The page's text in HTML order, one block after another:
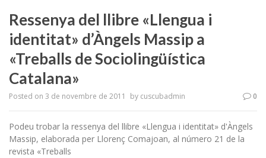
Ressenya del llibre «Llengua i
identitat» d’Àngels Massip a
«Treballs de Sociolingüística
Catalana»
Posted on 3 de novembre de 2011 by cuscubadmin 0
Podeu trobar la ressenya del llibre «Llengua i identitat» d'Àngels
Massip, elaborada per Llorenç Comajoan, al número 21 de la
revista «Treballs